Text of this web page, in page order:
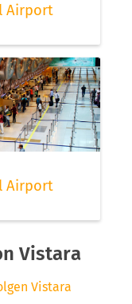
Airport
Airport
Vistara
Vistara